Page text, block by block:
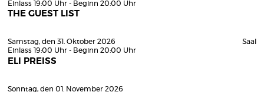
Einlass 19:00 Uhr - Beginn 20:00 Uhr
THE GUEST LIST
Samstag, den 31. Oktober 2026
Einlass 19:00 Uhr - Beginn 20:00 Uhr
ELI PREISS
Saal
Sonntag, den 01. November 2026